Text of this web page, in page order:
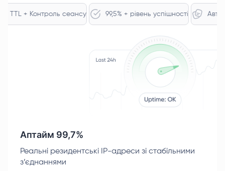
TTL + Контроль сеансу 99,5% + рівень успішності
Аптайм 99,7%
Реальні резидентські IP-адреси зі стабільними
з’єднаннями